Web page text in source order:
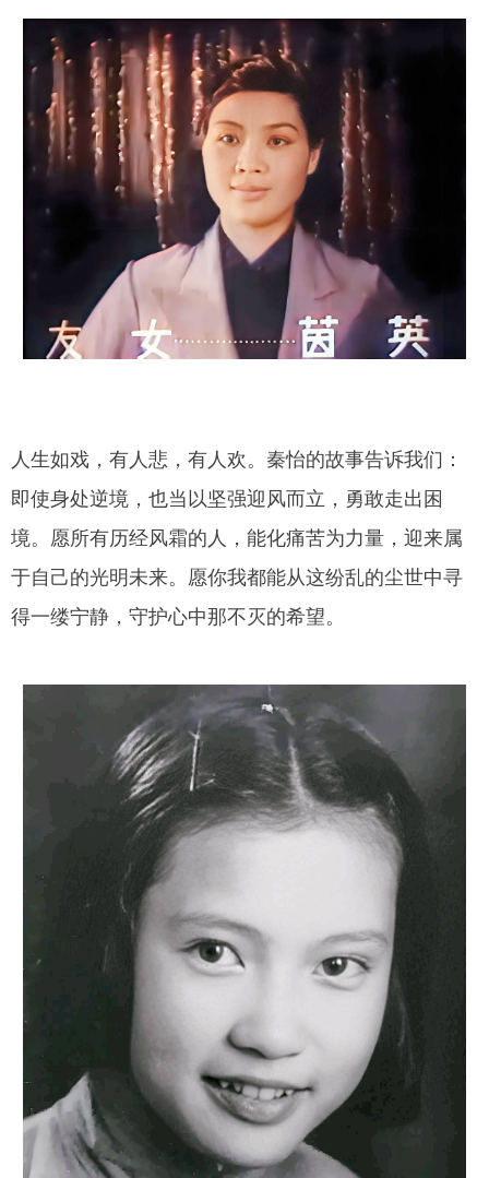
人生如戏，有人悲，有人欢。秦怡的故事告诉我们：
即使身处逆境，也当以坚强迎风而立，勇敢走出困
境。愿所有历经风霜的人，能化痛苦为力量，迎来属
于自己的光明未来。愿你我都能从这纷乱的尘世中寻
得一缕宁静，守护心中那不灭的希望。